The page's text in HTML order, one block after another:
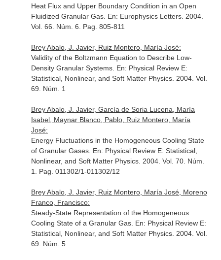
Heat Flux and Upper Boundary Condition in an Open
Fluidized Granular Gas. En: Europhysics Letters. 2004.
Vol. 66. Núm. 6. Pag. 805-811
Brey Abalo, J. Javier, Ruiz Montero, María José:
Validity of the Boltzmann Equation to Describe Low-
Density Granular Systems. En: Physical Review E:
Statistical, Nonlinear, and Soft Matter Physics. 2004. Vol.
69. Núm. 1
Brey Abalo, J. Javier, García de Soria Lucena, María
Isabel, Maynar Blanco, Pablo, Ruiz Montero, María
José:
Energy Fluctuations in the Homogeneous Cooling State
of Granular Gases. En: Physical Review E: Statistical,
Nonlinear, and Soft Matter Physics. 2004. Vol. 70. Núm.
1. Pag. 011302/1-011302/12
Brey Abalo, J. Javier, Ruiz Montero, María José, Moreno
Franco, Francisco:
Steady-State Representation of the Homogeneous
Cooling State of a Granular Gas. En: Physical Review E:
Statistical, Nonlinear, and Soft Matter Physics. 2004. Vol.
69. Núm. 5